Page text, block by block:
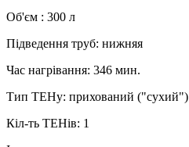
Об'єм : 300 л
Підведення труб: нижняя
Час нагрівання: 346 мин.
Тип ТЕНу: прихований ("сухий")
Кіл-ть ТЕНів: 1